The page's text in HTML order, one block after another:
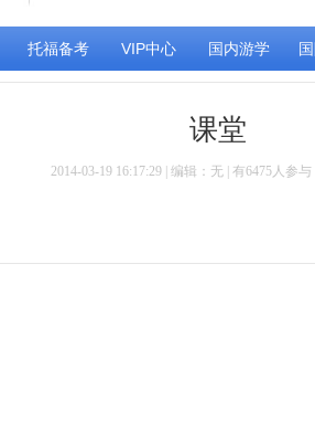
托福备考 VIP中心 国内游学
课堂
2014-03-19 16:17:29 | 编辑：无 | 有6475人参